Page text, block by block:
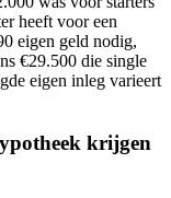
heeft voor een
eigen geld nodig,
€29.500 die single
eigen inleg varieert
krijgen